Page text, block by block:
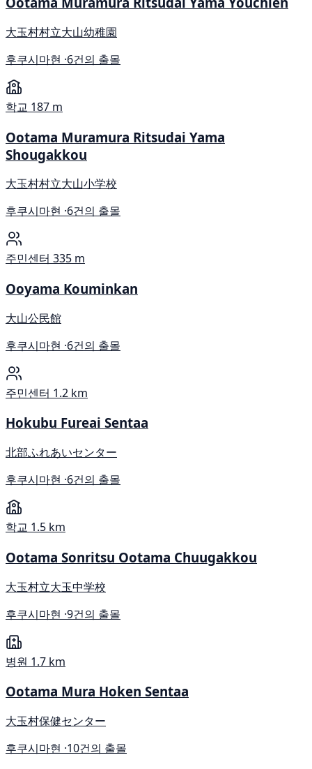
大玉村村立大山幼稚園
후쿠시마현 ·6건의 출몰
학교 187 m
Ootama Muramura Ritsudai Yama
Shougakkou
大玉村村立大山小学校
후쿠시마현 ·6건의 출몰
주민센터 335 m
Ooyama Kouminkan
大山公民館
후쿠시마현 ·6건의 출몰
주민센터 1.2 km
Hokubu Fureai Sentaa
北部ふれあいセンター
후쿠시마현 ·6건의 출몰
학교 1.5 km
Ootama Sonritsu Ootama Chuugakkou
大玉村立大玉中学校
후쿠시마현 ·9건의 출몰
병원 1.7 km
Ootama Mura Hoken Sentaa
大玉村保健センター
후쿠시마현 ·10건의 출몰